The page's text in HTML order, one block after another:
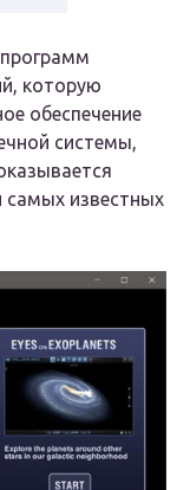
которую
обеспечение
системы,
самых известных